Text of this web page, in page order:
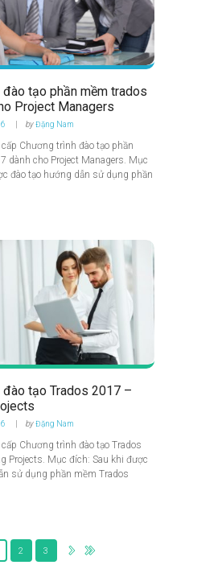
đào tạo phần mềm trados
Project Managers
byĐặng Nam
Chương trình đào tạo phần
dành cho Project Managers. Mục
đào tạo hướng dẫn sử dụng phần
đào tạo Trados 2017 –
byĐặng Nam
Chương trình đào tạo Trados
Projects. Mục đích: Sau khi được
sử dụng phần mềm Trados
2 3